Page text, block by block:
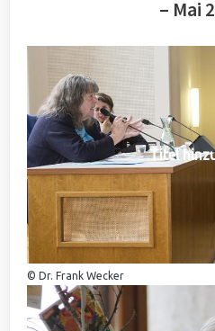
– Mai
Titel
© Dr. Frank Wecker